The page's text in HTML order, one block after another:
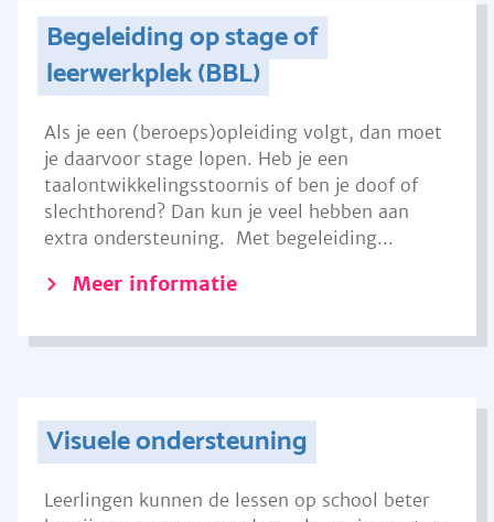
Begeleiding op stage of
leerwerkplek (BBL)
Als je een (beroeps)opleiding volgt, dan moet
je daarvoor stage lopen. Heb je een
taalontwikkelingsstoornis of ben je doof of
slechthorend? Dan kun je veel hebben aan
extra ondersteuning. Met begeleiding...
Meer informatie
Visuele ondersteuning
Leerlingen kunnen de lessen op school beter